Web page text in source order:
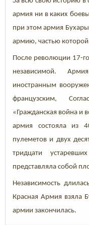
армия ни в каких
при этом армия
армию, частью которой
После революции 17-
независимой.
иностранным
французским,
«Гражданская война и
армия состояла из
пулеметов и двух
тридцати
представляла собой
Независимость
Красная Армия взяла
армии закончилась.